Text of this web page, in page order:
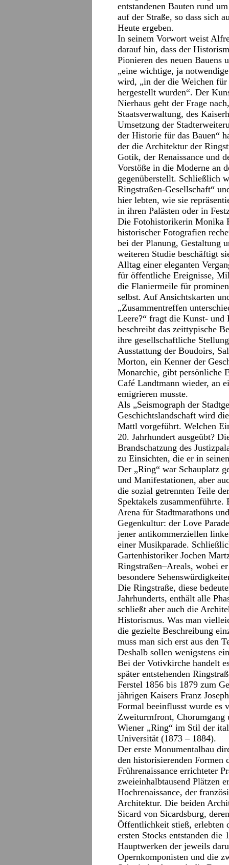
entstandenen Bauten rund
auf der Straße, so dass sich
Heute ergeben.
In seinem Vorwort weist
darauf hin, dass der
Pionieren des neuen
„eine wichtige, ja
wird, „in der die Weichen für
hergestellt wurden“. Der
Nierhaus geht der Frage
Staatsverwaltung, des
Umsetzung der
der Historie für das Bauen“
der die Architektur der
Gotik, der Renaissance und
Vorstöße in die Moderne an
gegenüberstellt. Schließlich
Ringstraßen-Gesellschaft“
hier lebten, wie sie
in ihren Palästen oder in
Die Fotohistorikerin Monika
historischer Fotografien
bei der Planung, Gestaltung
weiteren Studie beschäftigt
Alltag einer eleganten
für öffentliche Ereignisse,
die Flaniermeile für
selbst. Auf Ansichtskarten
„Zusammentreffen
Leere?“ fragt die Kunst-
beschreibt das zeittypische
ihre gesellschaftliche
Ausstattung der Boudoirs,
Morton, ein Kenner der
Monarchie, gibt persönliche
Café Landtmann wieder, an
emigrieren musste.
Als „Seismograph der
Geschichtslandschaft wird
Mattl vorgeführt. Welchen
20. Jahrhundert ausgeübt?
Brandschatzung des
zu Einsichten, die er in
Der „Ring“ war Schauplatz
und Manifestationen, aber
die sozial getrennten Teile
Spektakels
Arena für Stadtmarathons
Gegenkultur: der Love
jener antikommerziellen
einer Musikparade.
Gartenhistoriker Jochen
Ringstraßen–Areals, wobei
besondere
Die Ringstraße, diese
Jahrhunderts, enthält alle
schließt aber auch die
Historismus. Was man
die gezielte Beschreibung
muss man sich erst aus den
Deshalb sollen wenigstens
Bei der Votivkirche handelt
später entstehenden
Ferstel 1856 bis 1879 zum
jährigen Kaisers Franz
Formal beeinflusst wurde es
Zweiturmfront, Chorumgang
Wiener „Ring“ im Stil der
Universität (1873 – 1884).
Der erste Monumentalbau
den historisierenden Formen
Frührenaissance errichteter
zweieinhalbtausend Plätzen
Hochrenaissance, der
Architektur. Die beiden
Sicard von Sicardsburg,
Öffentlichkeit stieß, erlebten
ersten Stocks entstanden die
Hauptwerken der jeweils
Opernkomponisten und die